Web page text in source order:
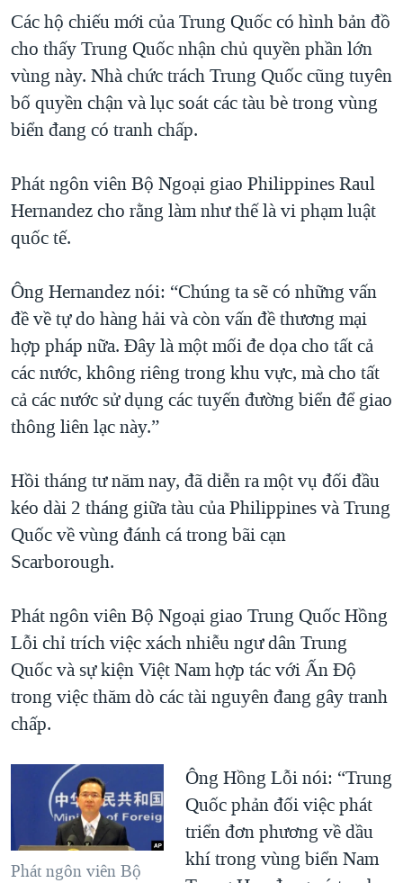
Các hộ chiếu mới của Trung Quốc có hình bản đồ
cho thấy Trung Quốc nhận chủ quyền phần lớn
vùng này. Nhà chức trách Trung Quốc cũng tuyên
bố quyền chận và lục soát các tàu bè trong vùng
biển đang có tranh chấp.
Phát ngôn viên Bộ Ngoại giao Philippines Raul
Hernandez cho rằng làm như thế là vi phạm luật
quốc tế.
Ông Hernandez nói: “Chúng ta sẽ có những vấn
đề về tự do hàng hải và còn vấn đề thương mại
hợp pháp nữa. Ðây là một mối đe dọa cho tất cả
các nước, không riêng trong khu vực, mà cho tất
cả các nước sử dụng các tuyến đường biển để giao
thông liên lạc này.”
Hồi tháng tư năm nay, đã diễn ra một vụ đối đầu
kéo dài 2 tháng giữa tàu của Philippines và Trung
Quốc về vùng đánh cá trong bãi cạn
Scarborough.
Phát ngôn viên Bộ Ngoại giao Trung Quốc Hồng
Lỗi chỉ trích việc xách nhiễu ngư dân Trung
Quốc và sự kiện Việt Nam hợp tác với Ấn Ðộ
trong việc thăm dò các tài nguyên đang gây tranh
chấp.
Phát ngôn viên Bộ
Ông Hồng Lỗi nói: “Trung
Quốc phản đối việc phát
triển đơn phương về dầu
khí trong vùng biển Nam